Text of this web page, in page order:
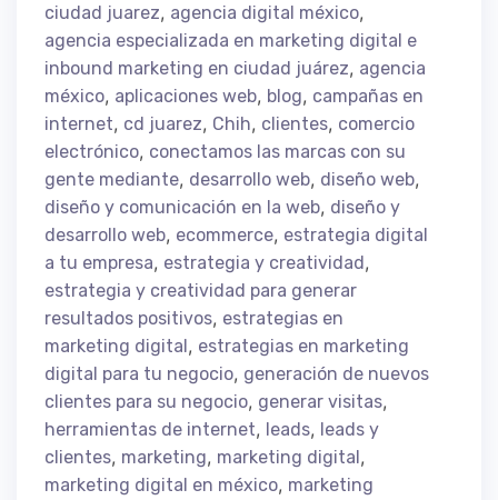
ciudad juarez, agencia digital méxico,
agencia especializada en marketing digital e
inbound marketing en ciudad juárez, agencia
méxico, aplicaciones web, blog, campañas en
internet, cd juarez, Chih, clientes, comercio
electrónico, conectamos las marcas con su
gente mediante, desarrollo web, diseño web,
diseño y comunicación en la web, diseño y
desarrollo web, ecommerce, estrategia digital
a tu empresa, estrategia y creatividad,
estrategia y creatividad para generar
resultados positivos, estrategias en
marketing digital, estrategias en marketing
digital para tu negocio, generación de nuevos
clientes para su negocio, generar visitas,
herramientas de internet, leads, leads y
clientes, marketing, marketing digital,
marketing digital en méxico, marketing